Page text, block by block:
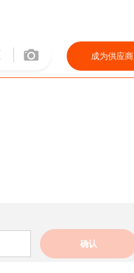
成为供应商
确认